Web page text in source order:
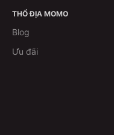
THỔ ĐỊA MOMO
Blog
Ưu đãi